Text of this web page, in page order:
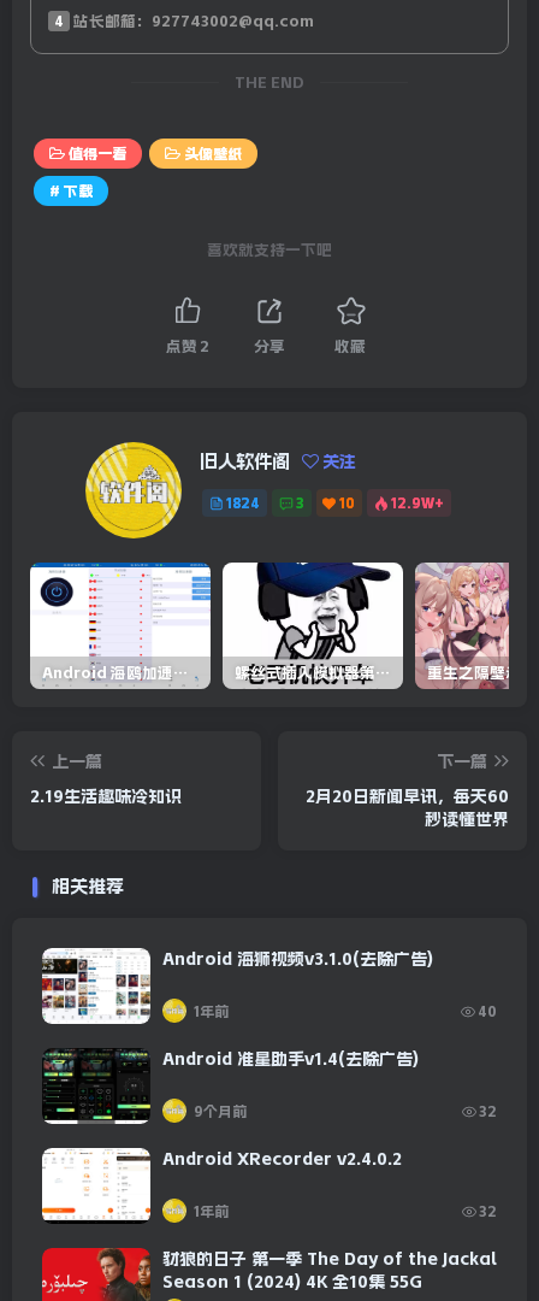
下载链接
4 站长邮箱：927743002@qq.com
THE END
值得一看 头像壁纸
# 下载
喜欢就支持一下吧
点赞 2 分享 收藏
旧人软件阁 关注
1824 3 10 12.9W+
Android 海鸥加速器v6.6.3(解锁会员) 螺丝式插入模拟器第5代/NejicomiSimulator.Vol.5.v1.0.2
上一篇
2.19生活趣味冷知识
下一篇
2月20日新闻早讯，每天60
秒读懂世界
相关推荐
Android 海狮视频v3.1.0(去除广告)
1年前 40
Android 准星助手v1.4(去除广告)
9个月前 32
Android XRecorder v2.4.0.2
1年前 32
豺狼的日子 第一季 The Day of the Jackal
Season 1 (2024) 4K 全10集 55G